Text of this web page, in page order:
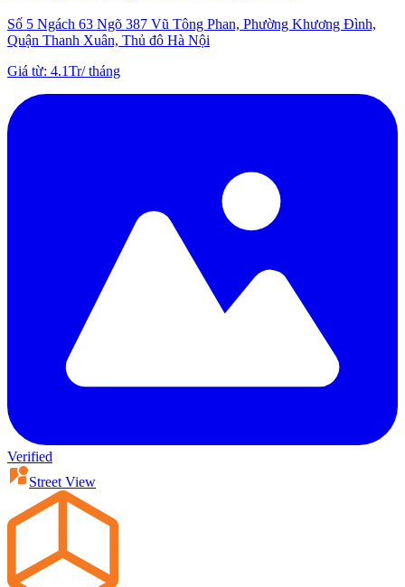
Số 5 Ngách 63 Ngõ 387 Vũ Tông Phan, Phường Khương Đình,
Quận Thanh Xuân, Thủ đô Hà Nội
Giá từ: 4.1Tr/tháng
Verified
Street View